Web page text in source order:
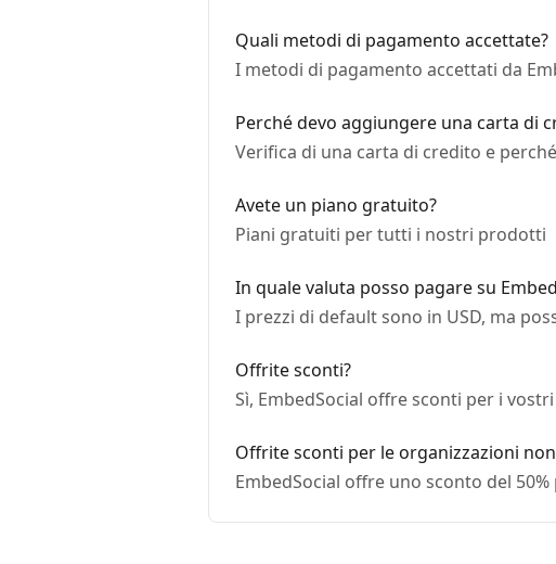
Quali metodi di pagamento accettate?
I metodi di pagamento accettati da
Perché devo aggiungere una carta di
Verifica di una carta di credito e
Avete un piano gratuito?
Piani gratuiti per tutti i nostri prodotti
In quale valuta posso pagare su
I prezzi di default sono in USD, ma
Offrite sconti?
Sì, EmbedSocial offre sconti per i
Offrite sconti per le organizzazioni
EmbedSocial offre uno sconto del